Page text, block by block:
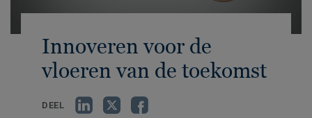
Innoveren voor de
vloeren van de toekomst
DEEL